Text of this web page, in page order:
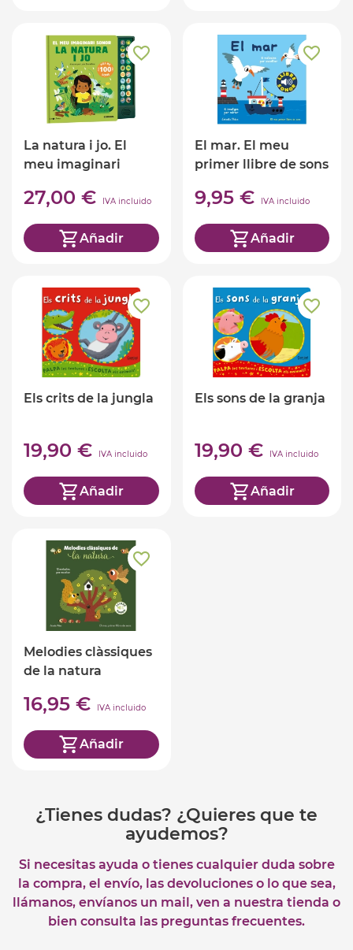
La natura i jo. El
meu imaginari
27,00 € IVA incluido
Añadir
El mar. El meu
primer llibre de sons
9,95 € IVA incluido
Añadir
Els crits de la jungla
19,90 € IVA incluido
Añadir
Els sons de la granja
19,90 € IVA incluido
Añadir
Melodies clàssiques
de la natura
16,95 € IVA incluido
Añadir
¿Tienes dudas? ¿Quieres que te
ayudemos?
Si necesitas ayuda o tienes cualquier duda sobre
la compra, el envío, las devoluciones o lo que sea,
llámanos, envíanos un mail, ven a nuestra tienda o
bien consulta las preguntas frecuentes.